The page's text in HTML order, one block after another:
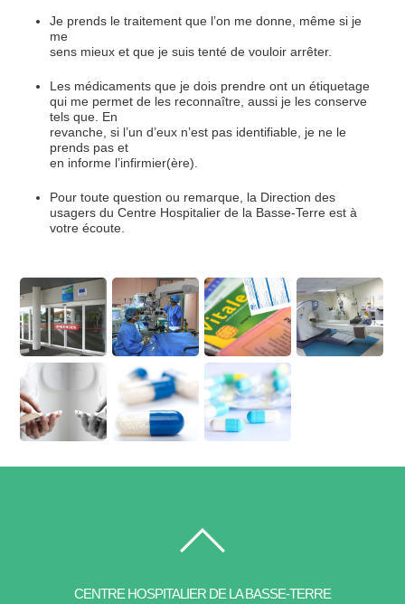
Je prends le traitement que l’on me donne, même si je
me
sens mieux et que je suis tenté de vouloir arrêter.
Les médicaments que je dois prendre ont un étiquetage
qui me permet de les reconnaître, aussi je les conserve
tels que. En
revanche, si l’un d’eux n’est pas identifiable, je ne le
prends pas et
en informe l’infirmier(ère).
Pour toute question ou remarque, la Direction des
usagers du Centre Hospitalier de la Basse-Terre est à
votre écoute.
CENTRE HOSPITALIER DE LA BASSE-TERRE